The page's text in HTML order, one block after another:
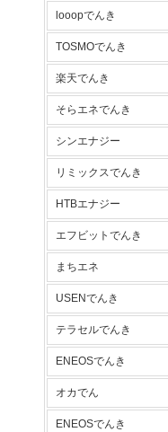
looopでんき
TOSMOでんき
楽天でんき
そらエネでんき
シンエナジー
リミックスでんき
HTBエナジー
エフビットでんき
まちエネ
USENでんき
テラセルでんき
ENEOSでんき
オカでん
ENEOSでんき